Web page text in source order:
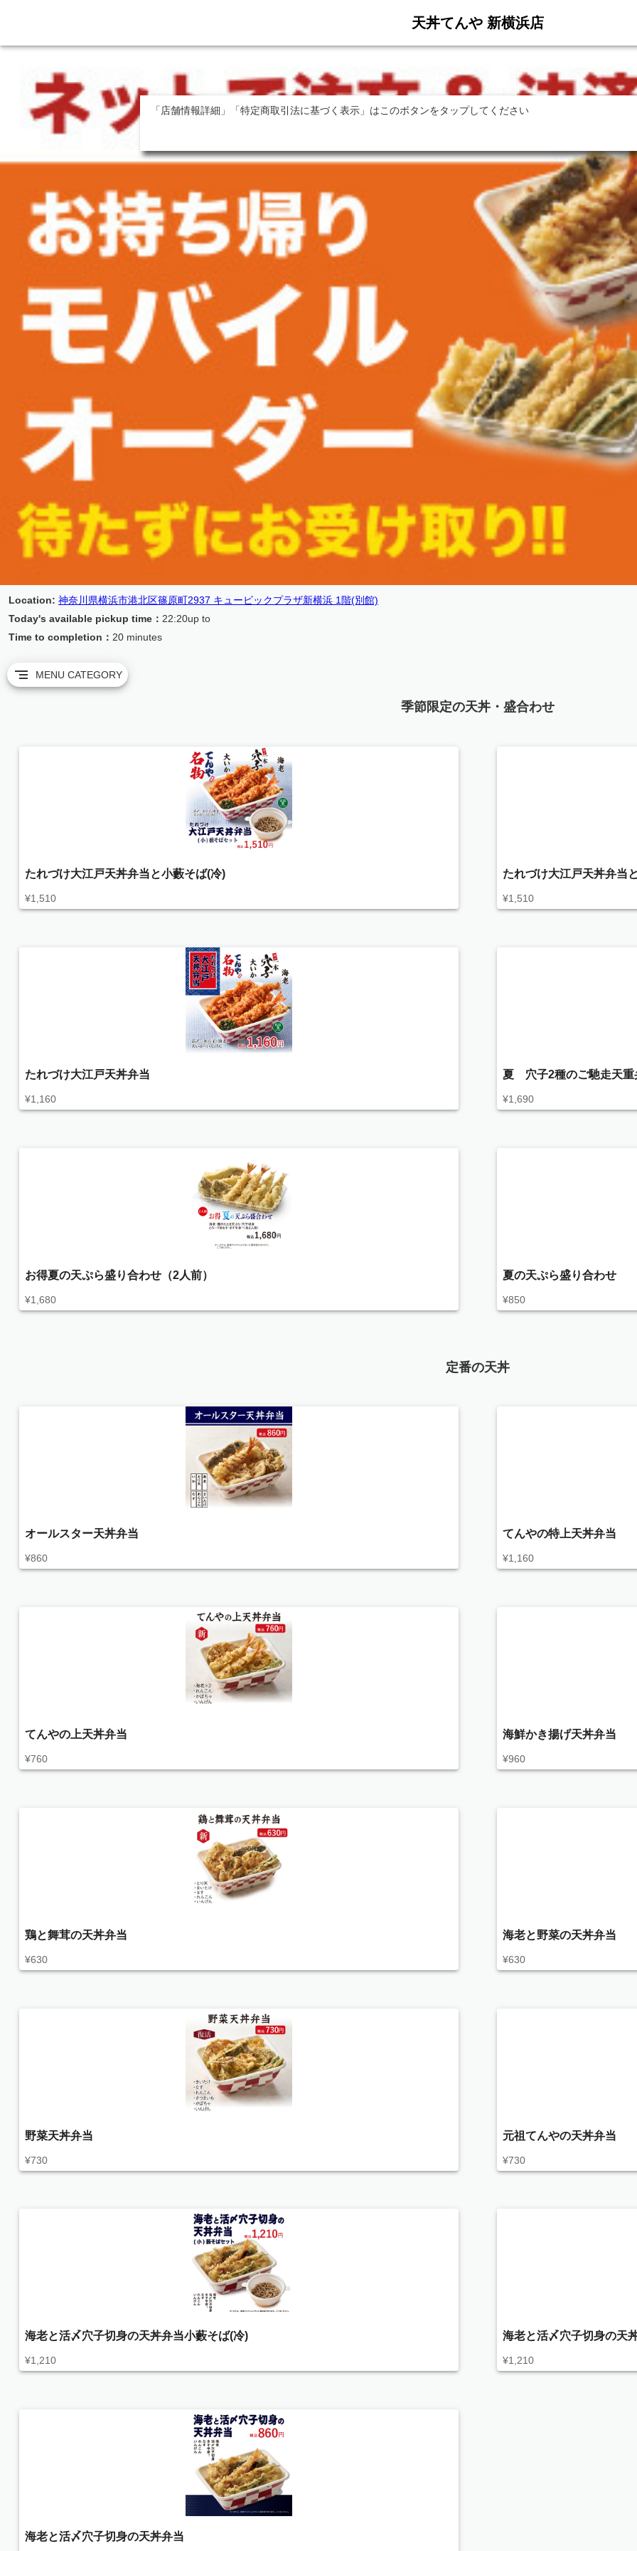
天丼てんや 新横浜店
「店舗情報詳細」「特定商取引法に基づく表示」はこのボタンをタップしてください
Location: 神奈川県横浜市港北区篠原町2937 キュービックプラザ新横浜 1階(別館)
Today's available pickup time ： 22:20up to
Time to completion ： 20 minutes
MENU CATEGORY
季節限定の天丼・盛合わせ
たれづけ大江戸天丼弁当と小藪そば(冷)
¥1,510
たれづけ大江戸天丼弁当
¥1,510
たれづけ大江戸天丼弁当
¥1,160
夏 穴子2種のご馳走天重
¥1,690
お得夏の天ぷら盛り合わせ（2人前）
¥1,680
夏の天ぷら盛り合わせ
¥850
定番の天丼
オールスター天丼弁当
¥860
てんやの特上天丼弁当
¥1,160
てんやの上天丼弁当
¥760
海鮮かき揚げ天丼弁当
¥960
鶏と舞茸の天丼弁当
¥630
海老と野菜の天丼弁当
¥630
野菜天丼弁当
¥730
元祖てんやの天丼弁当
¥730
海老と活〆穴子切身の天丼弁当小藪そば(冷)
¥1,210
海老と活〆穴子切身の天
¥1,210
海老と活〆穴子切身の天丼弁当